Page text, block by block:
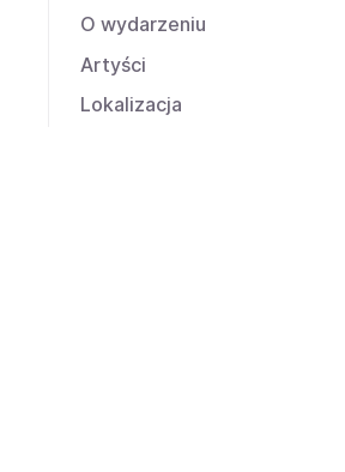
O wydarzeniu
Artyści
Lokalizacja